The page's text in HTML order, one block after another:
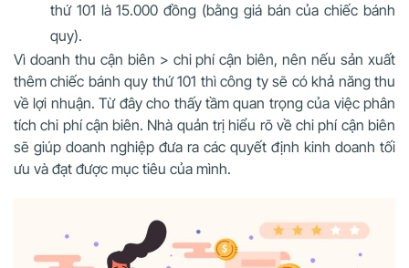
thứ 101 là 15.000 đồng (bằng giá bán của chiếc bánh
quy).
Vì doanh thu cận biên > chi phí cận biên, nên nếu sản xuất
thêm chiếc bánh quy thứ 101 thì công ty sẽ có khả năng thu
về lợi nhuận. Từ đây cho thấy tầm quan trọng của việc phân
tích chi phí cận biên. Nhà quản trị hiểu rõ về chi phí cận biên
sẽ giúp doanh nghiệp đưa ra các quyết định kinh doanh tối
ưu và đạt được mục tiêu của mình.